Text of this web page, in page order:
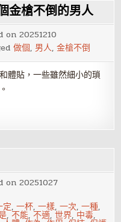
金槍不倒的男人
on20251210
做個, 男人,金槍不倒
體貼，一些雖然細小的瑣
on20251027
定,一杯,一樣,一次,一種,
,不能,不適,世界, 中毒,